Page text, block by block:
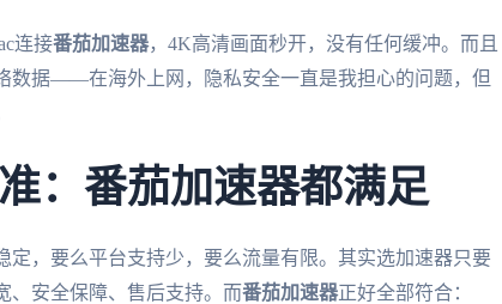
连接番茄加速器，4K高清画面秒开，没有任何缓冲。而且
数据——在海外上网，隐私安全一直是我担心的问题，但
：番茄加速器都满足
，要么平台支持少，要么流量有限。其实选加速器只要
、安全保障、售后支持。而番茄加速器正好全部符合：